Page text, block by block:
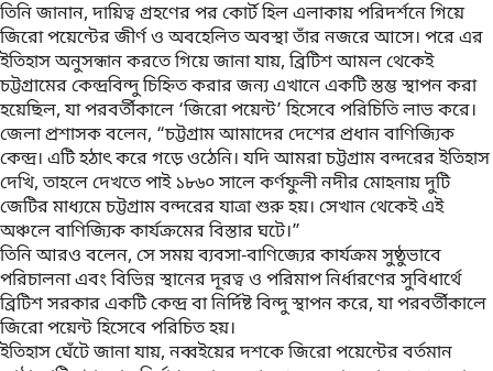
তিনি জানান, দায়িত্ব গ্রহণের পর কোর্ট হিল এলাকায় পরিদর্শনে গিয়ে
জিরো পয়েন্টের জীর্ণ ও অবহেলিত অবস্থা তাঁর নজরে আসে। পরে এর
ইতিহাস অনুসন্ধান করতে গিয়ে জানা যায়, ব্রিটিশ আমল থেকেই
চট্টগ্রামের কেন্দ্রবিন্দু চিহ্নিত করার জন্য এখানে একটি স্তম্ভ স্থাপন করা
হয়েছিল, যা পরবর্তীকালে ‘জিরো পয়েন্ট’ হিসেবে পরিচিতি লাভ করে।
জেলা প্রশাসক বলেন, “চট্টগ্রাম আমাদের দেশের প্রধান বাণিজ্যিক
কেন্দ্র। এটি হঠাৎ করে গড়ে ওঠেনি। যদি আমরা চট্টগ্রাম বন্দরের ইতিহাস
দেখি, তাহলে দেখতে পাই ১৮৬০ সালে কর্ণফুলী নদীর মোহনায় দুটি
জেটির মাধ্যমে চট্টগ্রাম বন্দরের যাত্রা শুরু হয়। সেখান থেকেই এই
অঞ্চলে বাণিজ্যিক কার্যক্রমের বিস্তার ঘটে।”
তিনি আরও বলেন, সে সময় ব্যবসা-বাণিজ্যের কার্যক্রম সুষ্ঠুভাবে
পরিচালনা এবং বিভিন্ন স্থানের দূরত্ব ও পরিমাপ নির্ধারণের সুবিধার্থে
ব্রিটিশ সরকার একটি কেন্দ্র বা নির্দিষ্ট বিন্দু স্থাপন করে, যা পরবর্তীকালে
জিরো পয়েন্ট হিসেবে পরিচিত হয়।
ইতিহাস ঘেঁটে জানা যায়, নব্বইয়ের দশকে জিরো পয়েন্টের বর্তমান